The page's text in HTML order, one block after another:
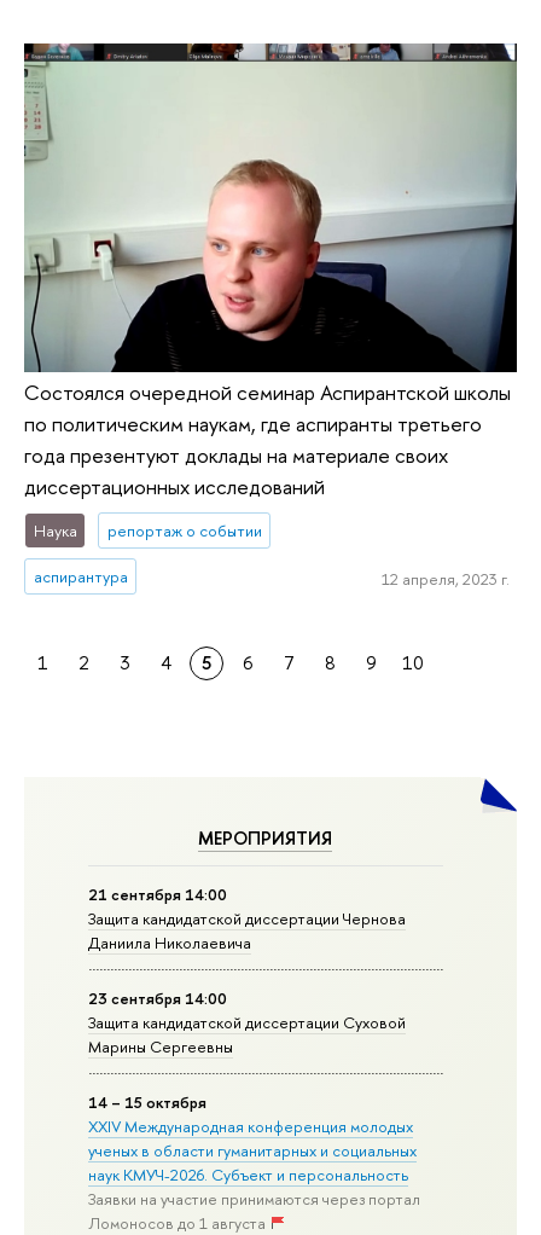
МЕРОПРИЯТИЯ
21 сентября 14:00
Защита кандидатской диссертации Чернова
Даниила Николаевича
23 сентября 14:00
Защита кандидатской диссертации Суховой
Марины Сергеевны
14 – 15 октября
XXIV Международная конференция молодых
ученых в области гуманитарных и социальных
наук КМУЧ-2026. Субъект и персональность
Заявки на участие принимаются через портал
Ломоносов до 1 августа
Состоялся очередной семинар Аспирантской школы
по политическим наукам, где аспиранты третьего
года презентуют доклады на материале своих
диссертационных исследований
Наука репортаж о событии
аспирантура 12 апреля, 2023 г.
1 2 3 4 5 6 7 8 9 10